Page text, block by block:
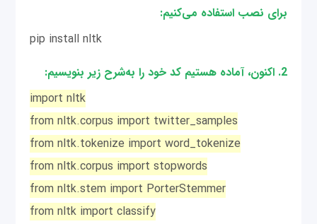
برای نصب استفاده می‌کنیم:
pip install nltk
2. اکنون، آماده هستیم کد خود را به‌شرح زیر بنویسیم:
import nltk
from nltk.corpus import twitter_samples
from nltk.tokenize import word_tokenize
from nltk.corpus import stopwords
from nltk.stem import PorterStemmer
from nltk import classify